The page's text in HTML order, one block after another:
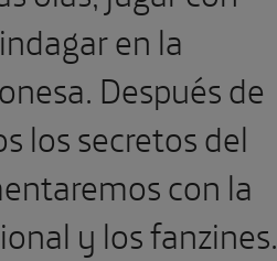
en la
Después de
los secretos del
con la
y los fanzines.